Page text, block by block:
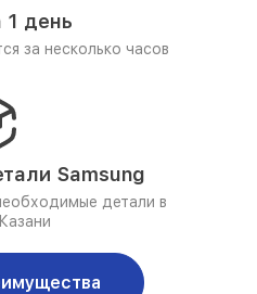
1 день
за несколько часов
Samsung
детали в